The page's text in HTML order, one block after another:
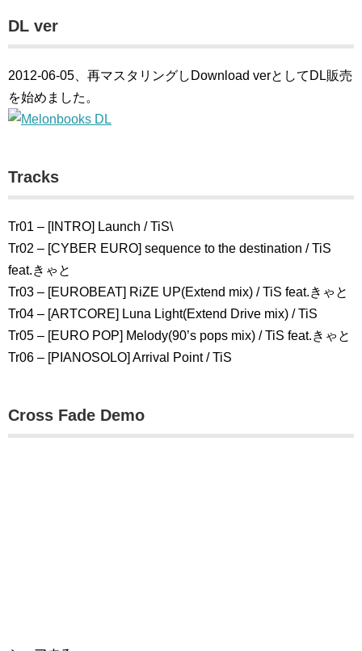
DL ver
2012-06-05、再マスタリングしDownload verとしてDL販売
を始めました。
Tracks
Tr01 – [INTRO] Launch / TiS\
Tr02 – [CYBER EURO] sequence to the destination / TiS
feat.きゃと
Tr03 – [EUROBEAT] RiZE UP(Extend mix) / TiS feat.きゃと
Tr04 – [ARTCORE] Luna Light(Extend Drive mix) / TiS
Tr05 – [EURO POP] Melody(90’s pops mix) / TiS feat.きゃと
Tr06 – [PIANOSOLO] Arrival Point / TiS
Cross Fade Demo